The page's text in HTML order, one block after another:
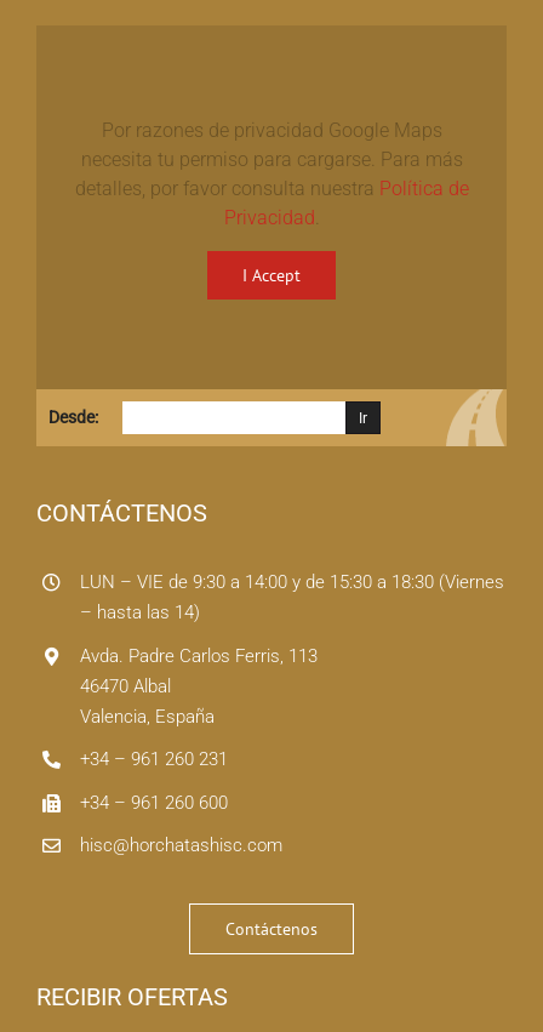
Por razones de privacidad Google Maps
necesita tu permiso para cargarse. Para más
detalles, por favor consulta nuestra Política de
Privacidad
I Accept
Desde:
CONTÁCTENOS
LUN – VIE de 9:30 a 14:00 y de 15:30 a 18:30 (Viernes
– hasta las 14)
Avda. Padre Carlos Ferris, 113
46470 Albal
Valencia, España
+34 – 961 260 231
+34 – 961 260 600
hisc@horchatashisc.com
Contáctenos
RECIBIR OFERTAS